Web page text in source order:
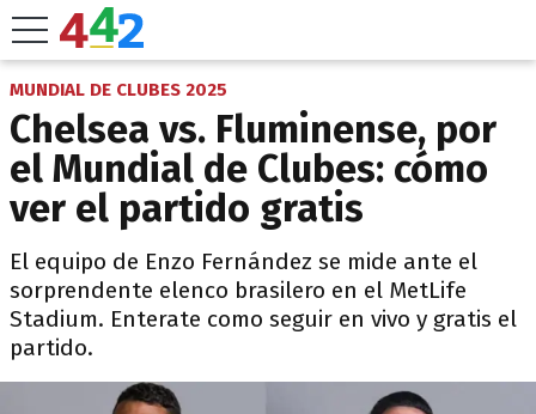
MUNDIAL DE CLUBES 2025
Chelsea vs. Fluminense, por
el Mundial de Clubes: cómo
ver el partido gratis
El equipo de Enzo Fernández se mide ante el
sorprendente elenco brasilero en el MetLife
Stadium. Enterate como seguir en vivo y gratis el
partido.